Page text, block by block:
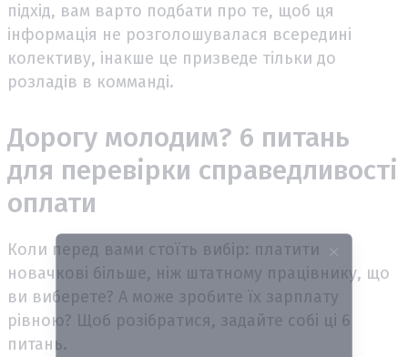
підхід, вам варто подбати про те, щоб ця
інформація не розголошувалася всередині
колективу, інакше це призведе тільки до
розладів в комманді.
Дорогу молодим? 6 питань
для перевірки справедливості
оплати
Коли перед вами стоїть вибір: платити
новачкові більше, ніж штатному працівнику, що
ви виберете? А може зробите їх зарплату
рівною? Щоб розібратися, задайте собі ці 6
питань.